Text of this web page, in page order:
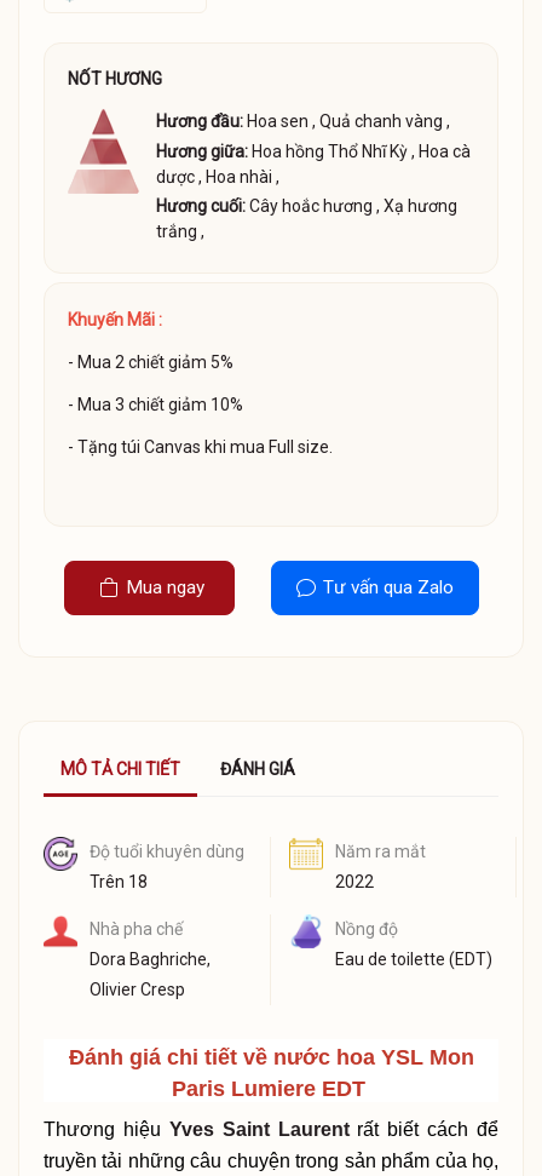
NỐT HƯƠNG
Hương đầu: Hoa sen ,Quả chanh vàng ,
Hương giữa: Hoa hồng Thổ Nhĩ Kỳ, Hoa cà
dược, Hoa nhài ,
Hương cuối:Cây hoắc hương ,Xạ hương
trắng ,
Khuyến Mãi :
- Mua 2 chiết giảm 5%
- Mua 3 chiết giảm 10%
- Tặng túi Canvas khi mua Full size.
Mua ngay Tư vấn qua Zalo
MÔ TẢ CHI TIẾT ĐÁNH GIÁ
Độ tuổi khuyên dùng
Trên 18
Năm ra mắt
2022
Nhà pha chế
Dora Baghriche,
Olivier Cresp
Nồng độ
Eau de toilette (EDT)
Đánh giá chi tiết về nước hoa YSL Mon
Paris Lumiere EDT
Thương hiệu Yves Saint Laurentrất biết cách để
truyền tải những câu chuyện trong sản phẩm của họ,